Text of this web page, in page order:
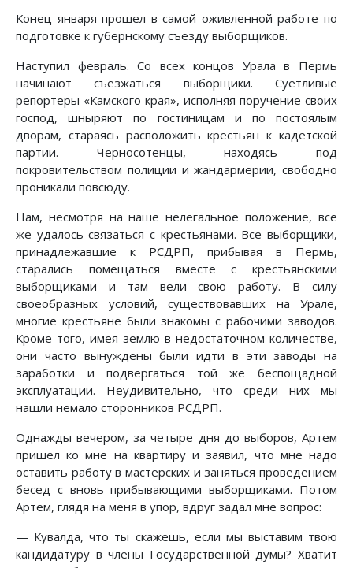
Конец января прошел в самой оживленной работе по
подготовке к губернскому съезду выборщиков.
Наступил февраль. Со всех концов Урала в Пермь
начинают съезжаться выборщики. Суетливые
репортеры «Камского края», исполняя поручение своих
господ, шныряют по гостиницам и по постоялым
дворам, стараясь расположить крестьян к кадетской
партии. Черносотенцы, находясь под
покровительством полиции и жандармерии, свободно
проникали повсюду.
Нам, несмотря на наше нелегальное положение, все
же удалось связаться с крестьянами. Все выборщики,
принадлежавшие к РСДРП, прибывая в Пермь,
старались помещаться вместе с крестьянскими
выборщиками и там вели свою работу. В силу
своеобразных условий, существовавших на Урале,
многие крестьяне были знакомы с рабочими заводов.
Кроме того, имея землю в недостаточном количестве,
они часто вынуждены были идти в эти заводы на
заработки и подвергаться той же беспощадной
эксплуатации. Неудивительно, что среди них мы
нашли немало сторонников РСДРП.
Однажды вечером, за четыре дня до выборов, Артем
пришел ко мне на квартиру и заявил, что мне надо
оставить работу в мастерских и заняться проведением
бесед с вновь прибывающими выборщиками. Потом
Артем, глядя на меня в упор, вдруг задал мне вопрос:
— Кувалда, что ты скажешь, если мы выставим твою
кандидатуру в члены Государственной думы? Хватит